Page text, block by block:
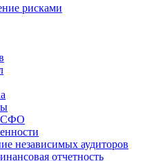
рисками
независимых аудиторов
отчетность